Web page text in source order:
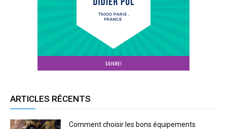
ARTICLES RÉCENTS
Comment choisir les bons équipements